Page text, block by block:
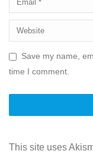
Save my name,
time I comment.
This site uses